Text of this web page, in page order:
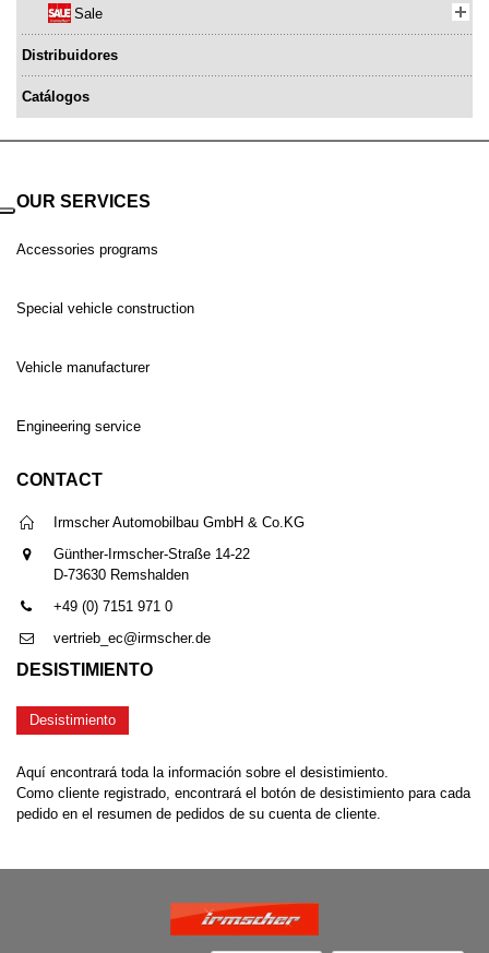
Sale
Distribuidores
Catálogos
OUR SERVICES
Accessories programs
Special vehicle construction
Vehicle manufacturer
Engineering service
CONTACT
Irmscher Automobilbau GmbH & Co.KG
Günther-Irmscher-Straße 14-22
D-73630 Remshalden
+49 (0) 7151 971 0
vertrieb_ec@irmscher.de
DESISTIMIENTO
Desistimiento
Aquí encontrará toda la información sobre el desistimiento.
Como cliente registrado, encontrará el botón de desistimiento para cada
pedido en el resumen de pedidos de su cuenta de cliente.